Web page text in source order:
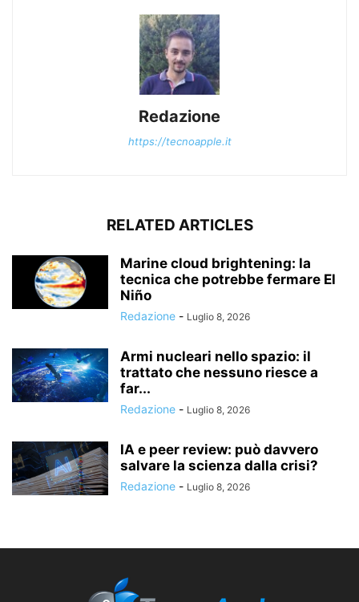
Redazione
https://tecnoapple.it
RELATED ARTICLES
Marine cloud brightening: la
tecnica che potrebbe fermare El
Niño
Redazione - Luglio 8, 2026
Armi nucleari nello spazio: il
trattato che nessuno riesce a
far...
Redazione - Luglio 8, 2026
IA e peer review: può davvero
salvare la scienza dalla crisi?
Redazione - Luglio 8, 2026